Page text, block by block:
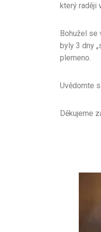
který raději
Bohužel se
byly 3 dny
plemeno.
Uvědomte
Děkujeme